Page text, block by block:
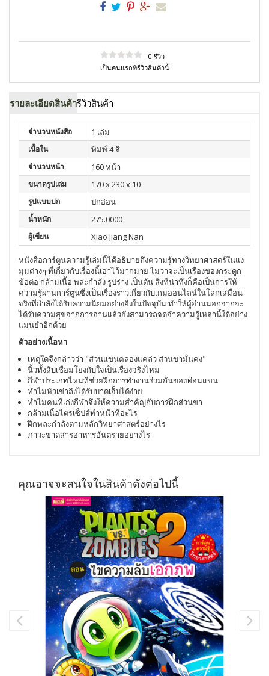
0 รีวิว
เป็นคนแรกที่รีวิวสินค้านี้
รายละเอียดสินค้ารีวิวสินค้า
จำนวนหนังสือ 1 เล่ม
เนื้อใน พิมพ์ 4 สี
จำนวนหน้า 160 หน้า
ขนาดรูปเล่ม 170 x 230 x 10
รูปแบบปก ปกอ่อน
น้ำหนัก 275.0000
ผู้เขียน Xiao Jiang Nan
หนังสือการ์ตูนความรู้เล่มนี้ได้อธิบายถึงความรู้ทางวิทยาศาสตร์ในแง่
มุมต่างๆ ที่เกี่ยวกับเรื่องนี้เอาไว้มากมาย ไม่ว่าจะเป็นเรื่องของกระดูก
ข้อต่อ กล้ามเนื้อ พละกำลัง รูปร่าง เป็นตัน สิ่งที่น่าทึ่งก็คือเป็นการให้
ความรู้ผ่านการ์ตูนซึ่งเป็นเรื่องราวเกี่ยวกับเกมออนไลน์ในโลกเสมือน
จริงที่กำลังได้รับความนิยมอย่างยิ่งในปัจจุบัน ทำให้ผู้อ่านนอกจากจะ
ได้รับความสุขจากการอ่านแล้วยังสามารถจดจำความรู้เหล่านี้ใด้อย่าง
แม่นยำอีกด้วย
ตัวอย่างเนื้อหา
เหตุใดจึงกล่าวว่า "ส่วนแขนคล่องแคล่ว ส่วนขามั่นคง"
นิ้วทั้งสิบเชื่อมโยงกับใจเป็นเรื่องจริงไหม
กีฬาประเภทไหนที่ช่วยฝึกการทำงานร่วมกันของท่อนแขน
ทำไมหัวเข่าถึงได้รับบาดเจ็บได้ง่าย
ทำไมคนที่เก่งกีฬาจึงให้ความสำคัญกับการฝึกส่วนขา
กล้ามเนื้อไตรเซ็ปส์ทำหน้าที่อะไร
ฝึกพละกำลังตามหลักวิทยาศาสตร์อย่างไร
ภาวะขาดสารอาหารอันตรายอย่างไร
คุณอาจจะสนใจในสินค้าดังต่อไปนี้